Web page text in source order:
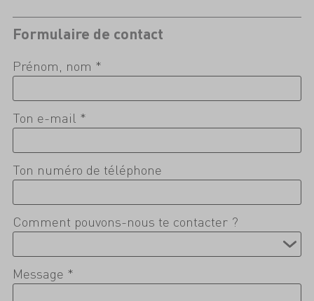
Formulaire de contact
Prénom, nom *
Ton e-mail *
Ton numéro de téléphone
Comment pouvons-nous te contacter ?
Message *